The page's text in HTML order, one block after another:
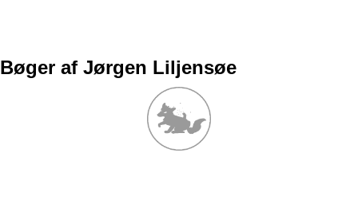
Bøger af Jørgen Liljensøe